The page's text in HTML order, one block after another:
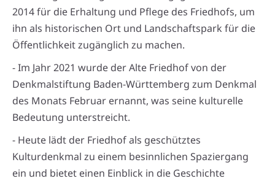
2014 für die Erhaltung und Pflege des Friedhofs, um
ihn als historischen Ort und Landschaftspark für die
Öffentlichkeit zugänglich zu machen.
- Im Jahr 2021 wurde der Alte Friedhof von der
Denkmalstiftung Baden-Württemberg zum Denkmal
des Monats Februar ernannt, was seine kulturelle
Bedeutung unterstreicht.
- Heute lädt der Friedhof als geschütztes
Kulturdenkmal zu einem besinnlichen Spaziergang
ein und bietet einen Einblick in die Geschichte